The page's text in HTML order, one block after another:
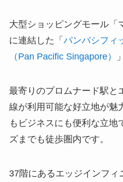
大型ショッピングモール「
に連結した「 パンパシフィ
（Pan Pacific Singapore）
最寄りのプロムナード駅と
線が利用可能な好立地が魅
もビジネスにも便利な立地
ズまでも徒歩圏内です。
37階にあるエッジインフィ